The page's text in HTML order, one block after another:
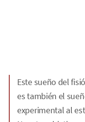
Este sueño del
es también el
experimental al